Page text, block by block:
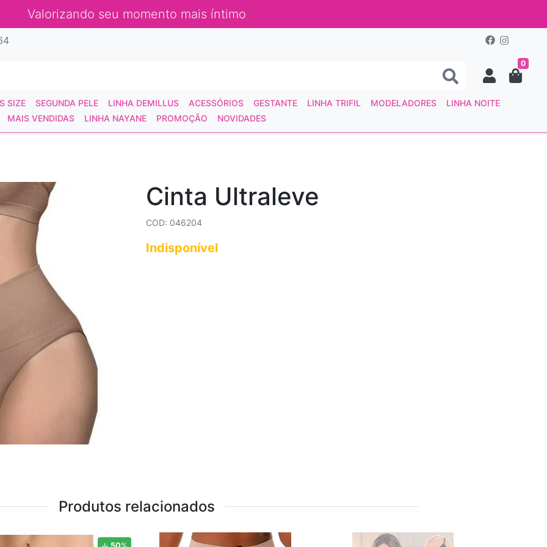
Valorizando seu momento mais íntimo
0
SIZE SEGUNDA PELE LINHA DEMILLUS ACESSÓRIOS GESTANTE LINHA TRIFIL MODELADORES
LINHA NOITE
MAIS VENDIDAS
LINHA NAYANE PROMOÇÃO NOVIDADES
Cinta Ultraleve
COD: 046204
Indisponível
Produtos relacionados